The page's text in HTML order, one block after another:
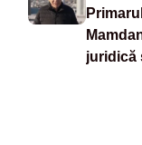
juridică